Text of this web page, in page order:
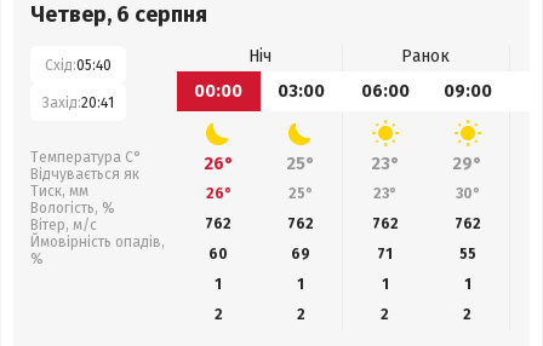
Четвер, 6 серпня
Схід:05:40
Захід:20:41
Температура С°
Відчувається як
Тиск, мм
Вологість, %
Вітер, м/с
Ймовірність опадів,
%
Ніч
Ранок
00:00
03:00 06:00 09:00
26° 25° 23° 29°
26° 25° 23° 30°
762
762 762 762
60
69 71
55
1
1 1
1
2
2 2 2